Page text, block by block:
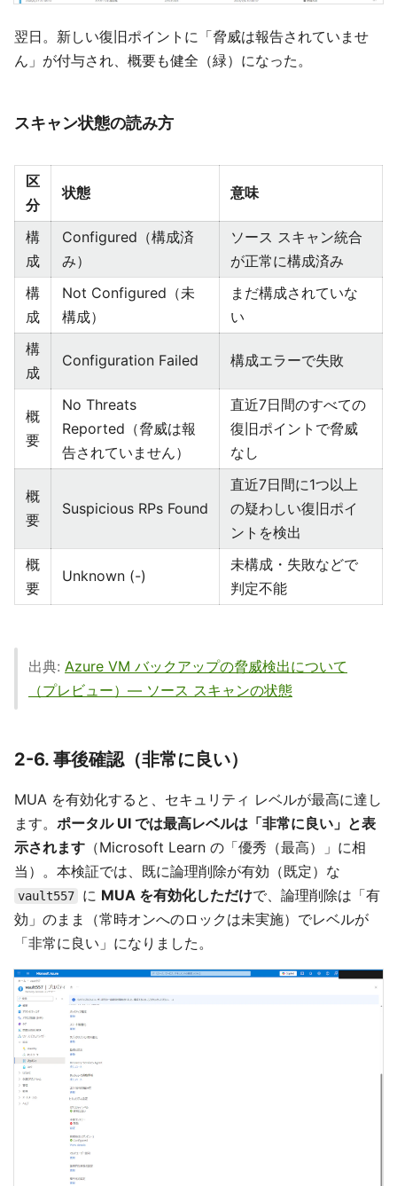
翌日。新しい復旧ポイントに「脅威は報告されていませ
ん」が付与され、概要も健全（緑）になった。
スキャン状態の読み方
区
分
状態 意味
構
成
Configured（構成済
み）
ソース スキャン統合
が正常に構成済み
構
成
Not Configured（未
構成）
まだ構成されていな
い
構
成
Configuration Failed 構成エラーで失敗
概
要
No Threats
Reported（脅威は報
告されていません）
直近7日間のすべての
復旧ポイントで脅威
なし
概
要
Suspicious RPs Found
直近7日間に1つ以上
の疑わしい復旧ポイ
ントを検出
概
要
Unknown (-)
未構成・失敗などで
判定不能
出典: Azure VM バックアップの脅威検出について
（プレビュー）― ソース スキャンの状態
2-6. 事後確認（非常に良い）
MUA を有効化すると、セキュリティ レベルが最高に達し
ます。 ポータル UI では最高レベルは「非常に良い」と表
示されます （Microsoft Learn の「優秀（最高）」に相
当）。本検証では、既に論理削除が有効（既定）な
vault557 に MUA を有効化しただけで、論理削除は「有
効」のまま（常時オンへのロックは未実施）でレベルが
「非常に良い」になりました。